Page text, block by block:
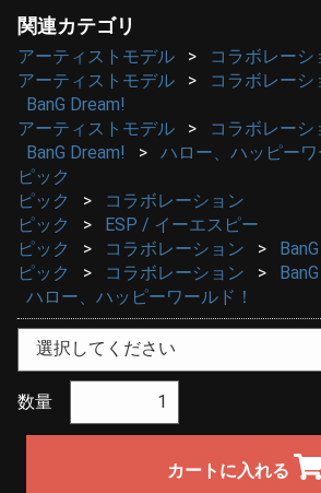
関連カテゴリ
アーティストモデル
コラボレーシ
アーティストモデル
コラボレーシ
BanG Dream!
アーティストモデル
コラボレーシ
BanG Dream!
ハロー、ハッピーワ
ピック
ピック
コラボレーション
ピック
ESP / イーエスピー
ピック
コラボレーション
ピック
コラボレーション
ハロー、ハッピーワールド！
数量
カートに入れる